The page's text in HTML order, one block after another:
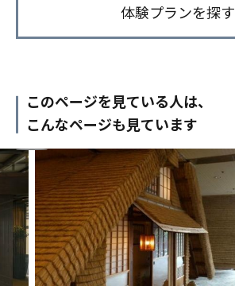
体験プランを探す
このページを見ている人は、
こんなページも見ています